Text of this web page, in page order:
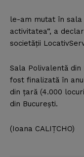
le-am mutat în sala
activitatea“, a
societăţii
Sala Polivalentă
fost finalizată în
din ţară (4.000
din Bucureşti.
(Ioana CALIŢCHO)